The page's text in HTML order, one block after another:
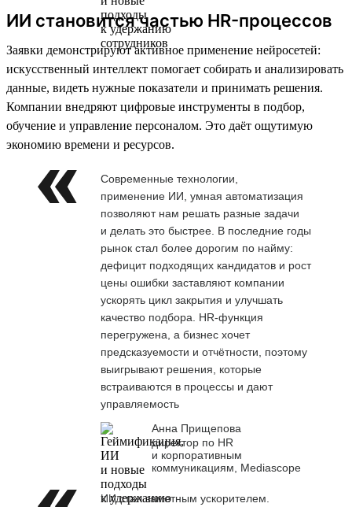
ИИ становится частью HR-процессов
Заявки демонстрируют активное применение нейросетей:
искусственный интеллект помогает собирать и анализировать
данные, видеть нужные показатели и принимать решения.
Компании внедряют цифровые инструменты в подбор,
обучение и управление персоналом. Это даёт ощутимую
экономию времени и ресурсов.
Современные технологии,
применение ИИ, умная автоматизация
позволяют нам решать разные задачи
и делать это быстрее. В последние годы
рынок стал более дорогим по найму:
дефицит подходящих кандидатов и рост
цены ошибки заставляют компании
ускорять цикл закрытия и улучшать
качество подбора. HR-функция
перегружена, а бизнес хочет
предсказуемости и отчётности, поэтому
выигрывают решения, которые
встраиваются в процессы и дают
управляемость
Анна Прищепова
директор по HR
и корпоративным
коммуникациям, Mediascope
ИИ стал заметным ускорителем.